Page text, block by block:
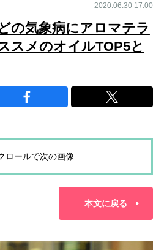
2020.06.30 17:00
の気象病にアロマテラ
スメのオイルTOP5と
ロールで次の画像
本文に戻る